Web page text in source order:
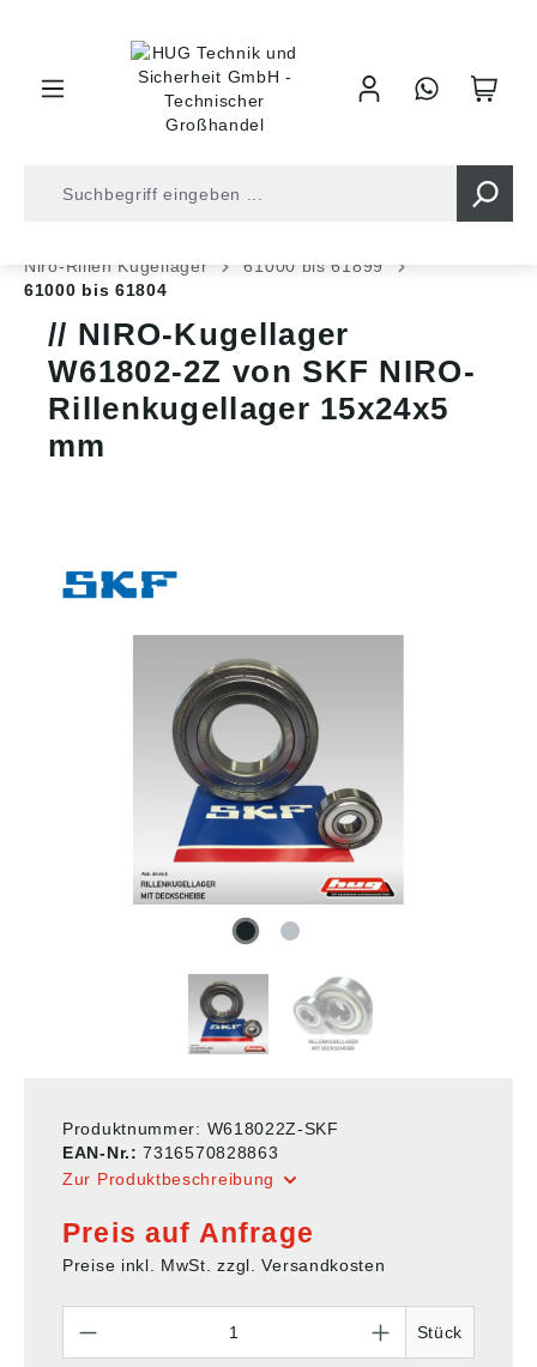
Niro-Rillen Kugellager
61000 bis 61899
61000 bis 61804
NIRO-Kugellager
W61802-2Z von SKF NIRO-
Rillenkugellager 15x24x5
mm
Produktnummer: W618022Z-SKF
EAN-Nr.:7316570828863
Zur Produktbeschreibung
Preis auf Anfrage
Preise inkl. MwSt. zzgl. Versandkosten
Stück